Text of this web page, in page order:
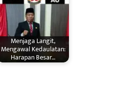
Menjaga Langit,
Mengawal Kedaulatan:
Harapan Besar…